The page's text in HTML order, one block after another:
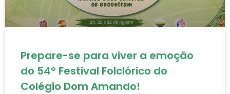
Prepare-se para viver a emoção
do 54º Festival Folclórico do
Colégio Dom Amando!